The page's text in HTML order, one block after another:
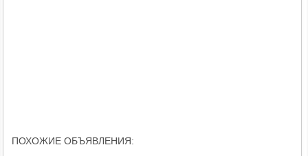
ПОХОЖИЕ ОБЪЯВЛЕНИЯ: